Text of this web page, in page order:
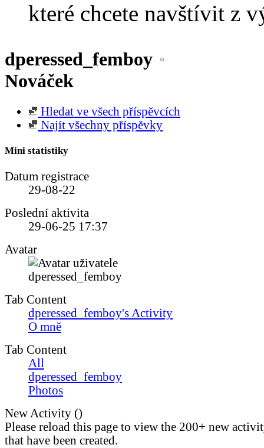
které chcete navštívit z
dperessed_femboy
Nováček
Hledat ve všech příspěvcích
Najít všechny příspěvky
Mini statistiky
Datum registrace
29-08-22
Poslední aktivita
29-06-25 17:37
Avatar
Tab Content
dperessed_femboy's Activity
O mně
Tab Content
All
dperessed_femboy
Photos
New Activity ()
Please reload this page to view the 200+ new
that have been created.